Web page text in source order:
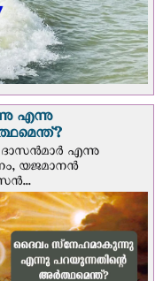
എന്നു
എന്നു
യജമാനന്‍